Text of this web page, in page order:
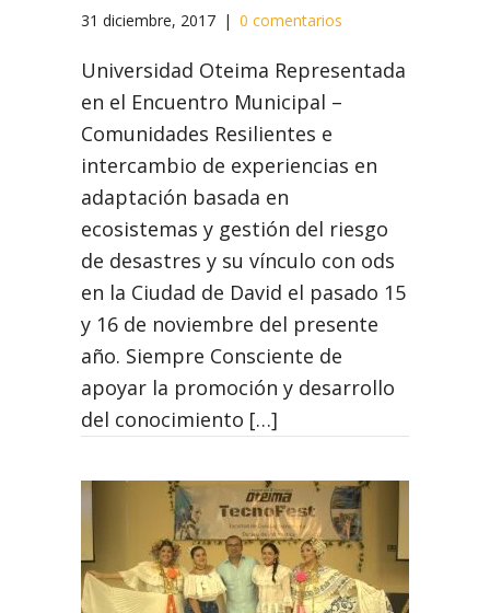
31 diciembre, 2017 | 0 comentarios
Universidad Oteima Representada
en el Encuentro Municipal –
Comunidades Resilientes e
intercambio de experiencias en
adaptación basada en
ecosistemas y gestión del riesgo
de desastres y su vínculo con ods
en la Ciudad de David el pasado 15
y 16 de noviembre del presente
año. Siempre Consciente de
apoyar la promoción y desarrollo
del conocimiento […]